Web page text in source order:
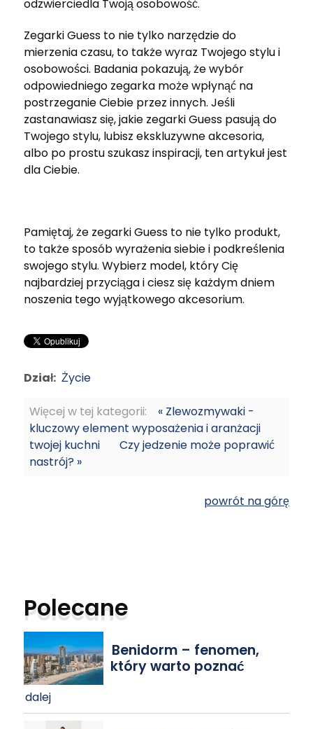
odzwierciedla Twoją osobowość.
Zegarki Guess to nie tylko narzędzie do
mierzenia czasu, to także wyraz Twojego stylu i
osobowości. Badania pokazują, że wybór
odpowiedniego zegarka może wpłynąć na
postrzeganie Ciebie przez innych. Jeśli
zastanawiasz się, jakie zegarki Guess pasują do
Twojego stylu, lubisz ekskluzywne akcesoria,
albo po prostu szukasz inspiracji, ten artykuł jest
dla Ciebie.
Pamiętaj, że zegarki Guess to nie tylko produkt,
to także sposób wyrażenia siebie i podkreślenia
swojego stylu. Wybierz model, który Cię
najbardziej przyciąga i ciesz się każdym dniem
noszenia tego wyjątkowego akcesorium.
Dział: Życie
Więcej w tej kategorii:
« Zlewozmywaki -
kluczowy element wyposażenia i aranżacji
twojej kuchni
Czy jedzenie może poprawić
nastrój? »
powrót na górę
Polecane
Benidorm – fenomen,
który warto poznać
dalej